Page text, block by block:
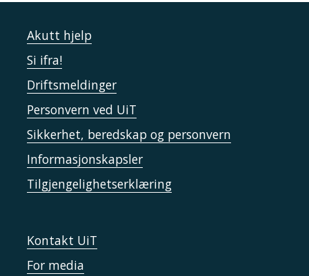
Akutt hjelp
Si ifra!
Driftsmeldinger
Personvern ved UiT
Sikkerhet, beredskap og personvern
Informasjonskapsler
Tilgjengelighetserklæring
Kontakt UiT
For media